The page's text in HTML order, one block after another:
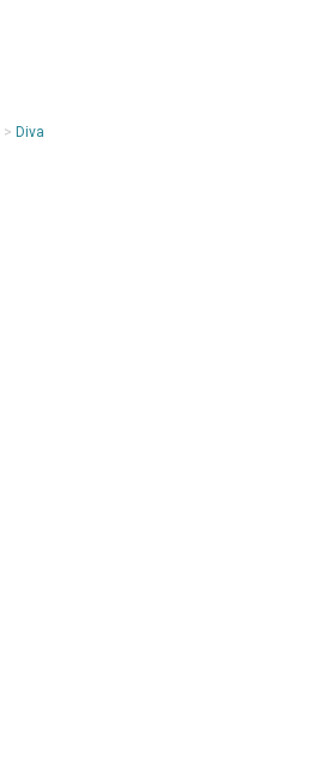
> Diva